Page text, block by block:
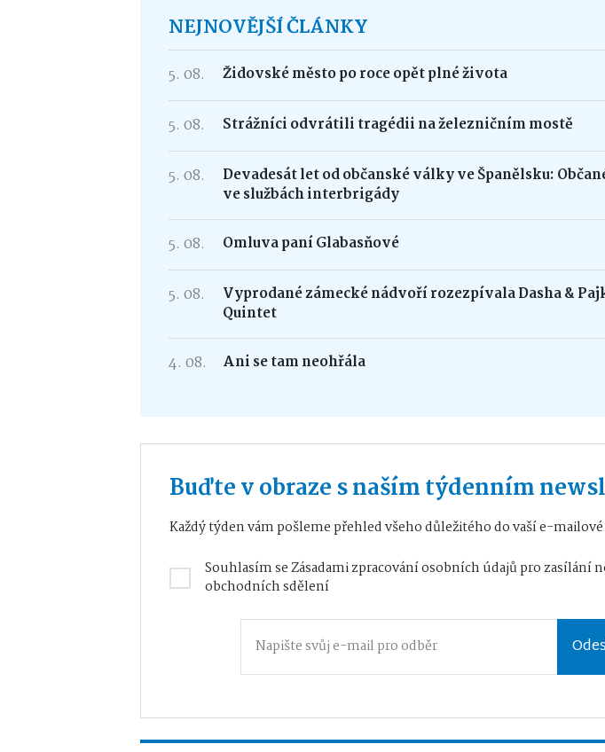
NEJNOVĚJŠÍ ČLÁNKY
5. 08. Židovské město po roce opět plné života
5. 08. Strážníci odvrátili tragédii na železničním mostě
5. 08.
Devadesát let od občanské války ve Španělsku:
ve službách interbrigády
5. 08. Omluva paní Glabasňové
5. 08.
Vyprodané zámecké nádvoří rozezpívala Dasha &
Quintet
4. 08. Ani se tam neohřála
Buďte v obraze s naším týdenním
Každý týden vám pošleme přehled všeho důležitého do vaší e-
Souhlasím seZásadami zpracování osobních údajůpro zasílání
obchodních sdělení